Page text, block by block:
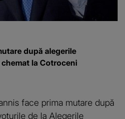
după alegerile
la Cotroceni
face prima mutare după
de la Alegerile